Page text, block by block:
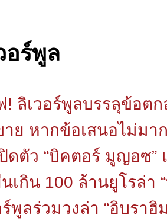
อร์พูล
ลิเวอร์พูลบรรลุข้อตก
าย หากข้อเสนอไม่มา
ดตัว “บิคตอร์ มูญอซ
เกิน 100 ล้านยูโรล่า
พูลร่วมวงล่า “อิบรา